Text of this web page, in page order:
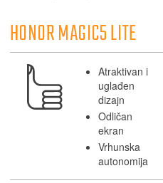
HONOR MAGIC5 LITE
Atraktivan i
uglađen
dizajn
Odličan
ekran
Vrhunska
autonomija